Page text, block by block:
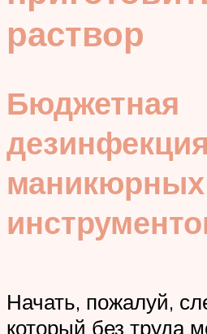
раствор
Бюджетная
дезинфекция
маникюрных
Начать, пожалуй,
который без труда